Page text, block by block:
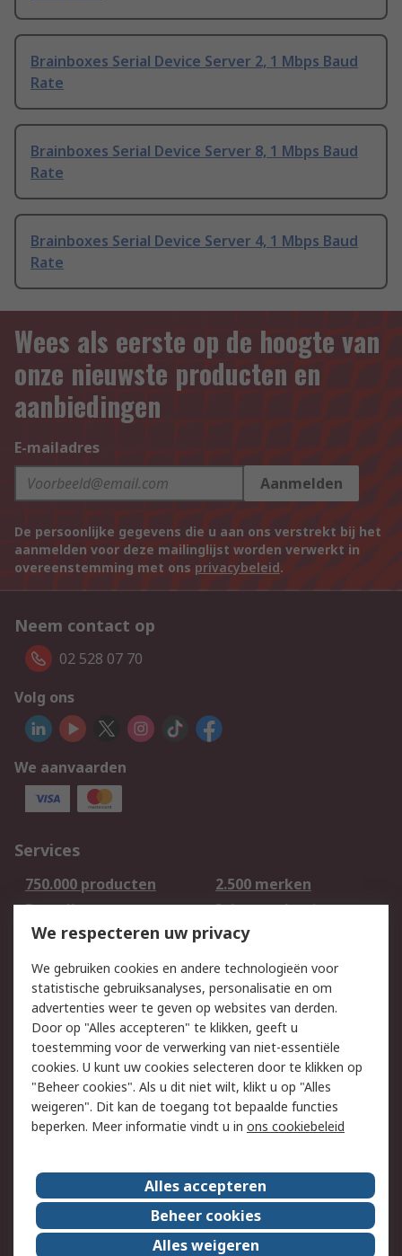
Brainboxes Serial Device Server 2, 1 Mbps Baud
Rate
Brainboxes Serial Device Server 8, 1 Mbps Baud
Rate
Brainboxes Serial Device Server 4, 1 Mbps Baud
Rate
Wees als eerste op de hoogte van
onze nieuwste producten en
aanbiedingen
E-mailadres
Aanmelden
De persoonlijke gegevens die u aan ons verstrekt bij het
aanmelden voor deze mailinglijst worden verwerkt in
overeenstemming met ons privacybeleid.
Neem contact op
02 528 07 70
Volg ons
We aanvaarden
Services
750.000 producten
2.500 merken
Bestellen
Inkoopoplossingen
Retouren
Technisch advies
Track & Trace
Wettelijk
Cookiebeleid
Email veiligheid
Privacybeleid -
Bijgewerkt
Websitevoorwaarden
Algemene
verkoopvoorwaarden
Over RS
RS Group
Over ons
RS wereldwijd
Werken bij RS
We respecteren uw privacy
We gebruiken cookies en andere technologieën voor
statistische gebruiksanalyses, personalisatie en om
advertenties weer te geven op websites van derden.
Door op "Alles accepteren" te klikken, geeft u
toestemming voor de verwerking van niet-essentiële
cookies. U kunt uw cookies selecteren door te klikken op
"Beheer cookies". Als u dit niet wilt, klikt u op "Alles
weigeren". Dit kan de toegang tot bepaalde functies
beperken. Meer informatie vindt u in ons cookiebeleid
Alles accepteren
Beheer cookies
Alles weigeren